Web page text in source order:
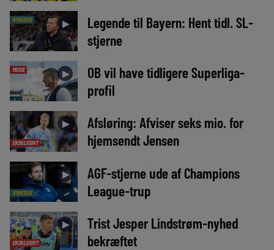
NYHEDER ►
Legende til Bayern: Hent tidl. SL-
stjerne
MEDIE ►
OB vil have tidligere Superliga-
profil
EKSKLUSIVT
►
Afsløring: Afviser seks mio. for
hjemsendt Jensen
NYHEDER
►
AGF-stjerne ude af Champions
League-trup
EKSKLUSIVT
►
Trist Jesper Lindstrøm-nyhed
bekræftet